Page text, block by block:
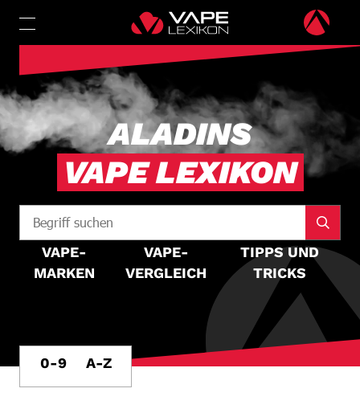
ALADINS
VAPE LEXIKON
VAPE-
MARKEN
VAPE-
VERGLEICH
TIPPS UND
TRICKS
0-9 A-Z